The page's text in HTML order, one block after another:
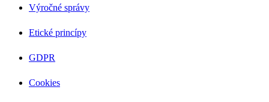
Výročné správy
Etické princípy
GDPR
Cookies